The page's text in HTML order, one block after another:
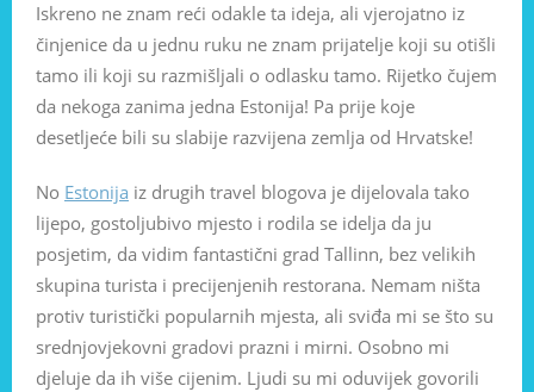
Iskreno ne znam reći odakle ta ideja, ali vjerojatno iz
činjenice da u jednu ruku ne znam prijatelje koji su otišli
tamo ili koji su razmišljali o odlasku tamo. Rijetko čujem
da nekoga zanima jedna Estonija! Pa prije koje
desetljeće bili su slabije razvijena zemlja od Hrvatske!
No Estonija iz drugih travel blogova je dijelovala tako
lijepo, gostoljubivo mjesto i rodila se idelja da ju
posjetim, da vidim fantastični grad Tallinn, bez velikih
skupina turista i precijenjenih restorana. Nemam ništa
protiv turistički popularnih mjesta, ali sviđa mi se što su
srednjovjekovni gradovi prazni i mirni. Osobno mi
djeluje da ih više cijenim. Ljudi su mi oduvijek govorili